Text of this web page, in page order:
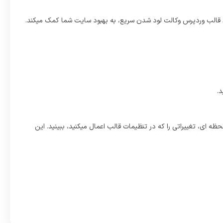
قالب وردپرس وکالت لود شدن سریع، به بهبود سایت شما کمک میکند.
تغییراتی را که در تنظیمات قالب اعمال میکنید، ببینید. این